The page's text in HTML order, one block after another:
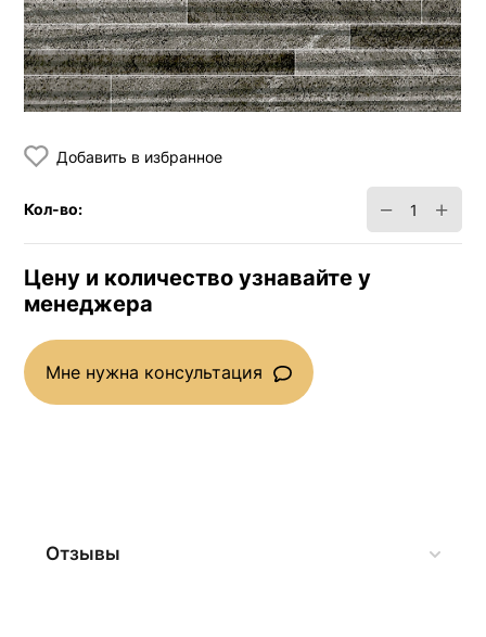
Добавить в избранное
Кол-во: − +
Цену и количество узнавайте у
менеджера
Мне нужна консультация
Отзывы